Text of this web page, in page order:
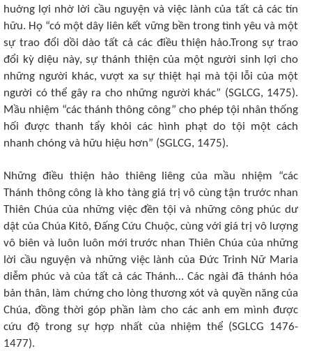
huởng lợi nhờ lời cầu nguyện và việc lành của tất cả các tín
hữu. Họ “có một dây liên kết vững bền trong tình yêu và một
sự trao đổi dồi dào tất cả các điều thiện hảo.Trong sự trao
đổi kỳ diệu này, sự thánh thiện của một người sinh lợi cho
những người khác, vượt xa sự thiệt hại mà tội lỗi của một
người có thể gây ra cho những người khác” (SGLCG, 1475).
Mầu nhiệm “các thánh thông công” cho phép tội nhân thống
hối được thanh tẩy khỏi các hình phạt do tội một cách
nhanh chóng và hữu hiệu hơn” (SGLCG, 1475).
Những điều thiện hảo thiêng liêng của mầu nhiệm “các
Thánh thông công là kho tàng giá trị vô cùng tận trước nhan
Thiên Chúa của những việc đền tội và những công phúc dư
dật của Chúa Kitô, Đấng Cứu Chuộc, cùng với giá trị vô lượng
vô biên và luôn luôn mới trước nhan Thiên Chúa của những
lời cầu nguyện và những việc lành của Đức Trinh Nữ Maria
diễm phúc và của tất cả các Thánh… Các ngài đã thánh hóa
bản thân, làm chứng cho lòng thương xót và quyền năng của
Chúa, đồng thời góp phần làm cho các anh em mình được
cứu độ trong sự hợp nhất của nhiệm thể (SGLCG 1476-
1477).